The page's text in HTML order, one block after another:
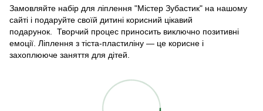
Замовляйте набір для ліплення "Містер Зубастик" на нашому
сайті і подаруйте своїй дитині корисний цікавий
подарунок. Творчий процес приносить виключно позитивні
емоції. Ліплення з тіста-пластиліну — це корисне і
захоплююче заняття для дітей.